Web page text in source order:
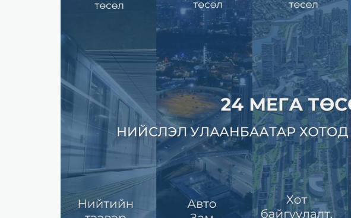
​БНСУ-д аялахдаа үзвэр, үйлчилгээний хөнгөлөлт хэрхэн авах вэ?
2025 онд эдийн засаг 90 их наяд төгрөгт хүрч, 6.8 хувиар өсжээ
​Г.Дамдинням: 66 мянган тонн АИ-92 автобензин авах захиалга хийсэн